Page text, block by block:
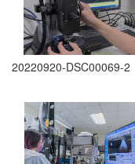
20220920-DSC00069-2